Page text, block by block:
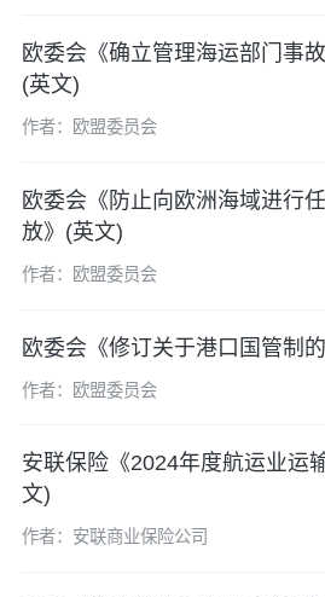
欧委会《确立管理海运部门事
(英文)
作者：欧盟委员会
欧委会《防止向欧洲海域进行
放》(英文)
作者：欧盟委员会
欧委会《修订关于港口国管制
作者：欧盟委员会
安联保险《2024年度航运业运
文)
作者：安联商业保险公司